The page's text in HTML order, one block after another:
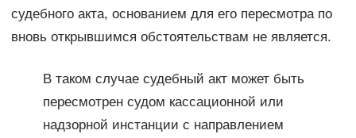
судебного акта, основанием для его пересмотра по
вновь открывшимся обстоятельствам не является.
В таком случае судебный акт может быть
пересмотрен судом кассационной или
надзорной инстанции с направлением